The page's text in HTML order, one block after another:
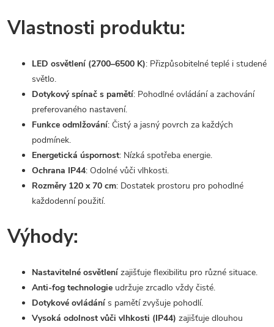
Vlastnosti produktu:
LED osvětlení (2700–6500 K): Přizpůsobitelné teplé i studené
světlo.
Dotykový spínač s pamětí: Pohodlné ovládání a zachování
preferovaného nastavení.
Funkce odmlžování: Čistý a jasný povrch za každých
podmínek.
Energetická úspornost: Nízká spotřeba energie.
Ochrana IP44: Odolné vůči vlhkosti.
Rozměry 120 x 70 cm: Dostatek prostoru pro pohodlné
každodenní použití.
Výhody:
Nastavitelné osvětlení zajišťuje flexibilitu pro různé situace.
Anti-fog technologie udržuje zrcadlo vždy čisté.
Dotykové ovládání s pamětí zvyšuje pohodlí.
Vysoká odolnost vůči vlhkosti (IP44) zajišťuje dlouhou